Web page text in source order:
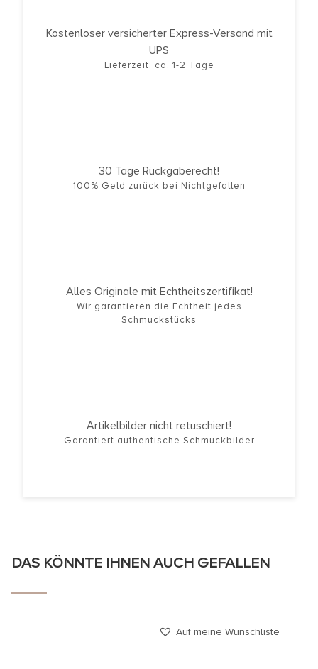
Kostenloser versicherter Express-Versand mit
UPS
Lieferzeit: ca. 1-2 Tage
30 Tage Rückgaberecht!
100% Geld zurück bei Nichtgefallen
Alles Originale mit Echtheitszertifikat!
Wir garantieren die Echtheit jedes
Schmuckstücks
Artikelbilder nicht retuschiert!
Garantiert authentische Schmuckbilder
DAS KÖNNTE IHNEN AUCH GEFALLEN
Auf meine Wunschliste